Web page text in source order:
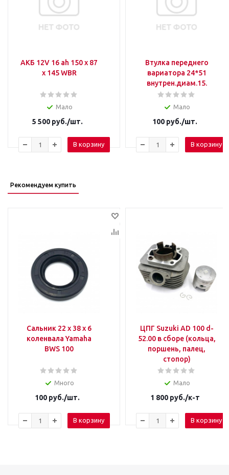
АКБ 12V 16 ah 150 х 87
х 145 WBR
Мало
5 500руб./шт.
В корзину
Втулка переднего
вариатора 24*51
внутрен.диам.15.
Мало
100 руб./шт.
В корзину
Рекомендуем купить
Сальник 22 x 38 x 6
коленвала Yamaha
BWS 100
Много
100 руб./шт.
В корзину
ЦПГ Suzuki AD 100 d-
52.00 в сборе (кольца,
поршень, палец,
стопор)
Мало
1 800руб./к-т
В корзину